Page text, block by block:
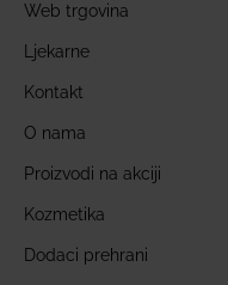
Web trgovina
Ljekarne
Kontakt
O nama
Proizvodi na akciji
Kozmetika
Dodaci prehrani